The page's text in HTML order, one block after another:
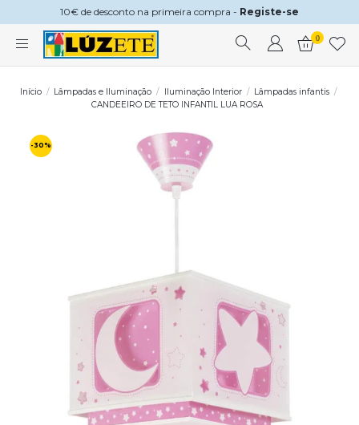
10€ de desconto na primeira compra - Registe-se
0
Início Lâmpadas e Iluminação Iluminação Interior
Lâmpadas infantis
CANDEEIRO DE TETO INFANTIL LUA ROSA
-30%